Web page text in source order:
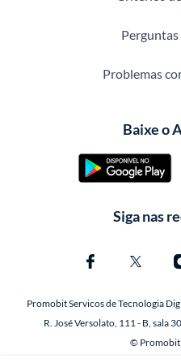
Problemas
Baixe o
Siga nas
Promobit Servicos de Tecnologia
R. José Versolato, 111 - B, sala
©